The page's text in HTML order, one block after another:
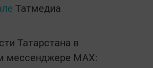
Татмедиа
Татарстана в
мессенджере MАХ: